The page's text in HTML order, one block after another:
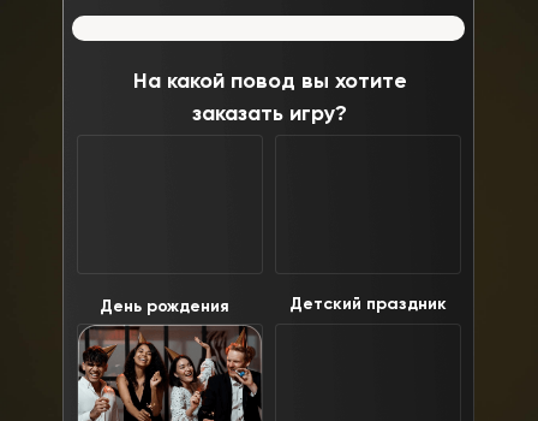
На какой повод вы хотите
заказать игру?
День рождения Детский праздник